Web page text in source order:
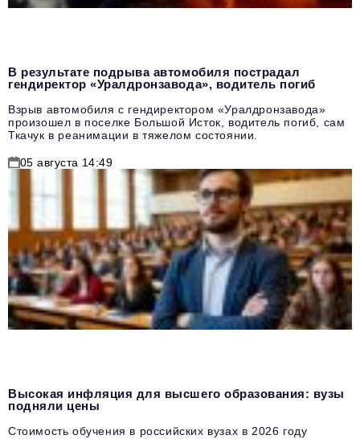
В результате подрыва автомобиля пострадал
гендиректор «Уралдронзавода», водитель погиб
Взрыв автомобиля с гендиректором «Уралдронзавода»
произошел в поселке Большой Исток, водитель погиб, сам
Ткачук в реанимации в тяжелом состоянии.
05 августа 14:49
Высокая инфляция для высшего образования: вузы
подняли цены
Стоимость обучения в российских вузах в 2026 году